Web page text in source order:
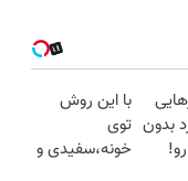
بدون
با این روش
توی
خونه،سفیدی و